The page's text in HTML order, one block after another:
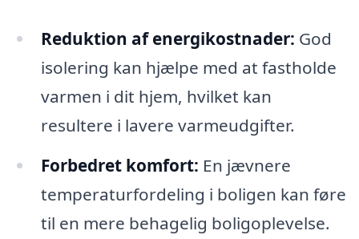
Reduktion af energikostnader: God
isolering kan hjælpe med at fastholde
varmen i dit hjem, hvilket kan
resultere i lavere varmeudgifter.
Forbedret komfort: En jævnere
temperaturfordeling i boligen kan føre
til en mere behagelig boligoplevelse.